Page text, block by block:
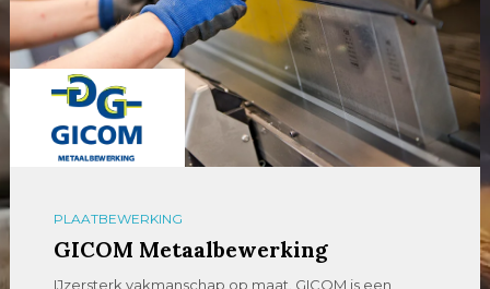
PLAATBEWERKING
GICOM Metaalbewerking
IJzersterk vakmanschap op maat. GICOM is een